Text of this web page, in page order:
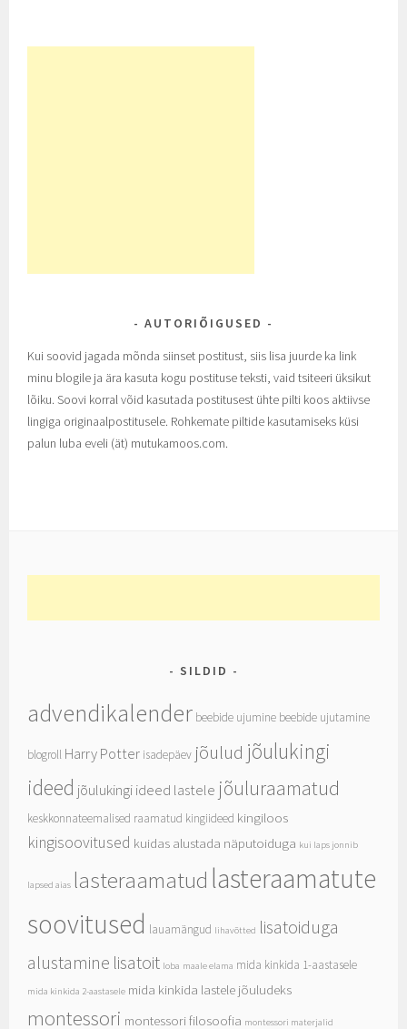
AUTORIÕIGUSED
Kui soovid jagada mõnda siinset postitust, siis lisa juurde ka link
minu blogile ja ära kasuta kogu postituse teksti, vaid tsiteeri üksikut
lõiku. Soovi korral võid kasutada postitusest ühte pilti koos aktiivse
lingiga originaalpostitusele. Rohkemate piltide kasutamiseks küsi
palun luba eveli (ät) mutukamoos.com.
SILDID
advendikalender beebide ujumine beebide ujutamine
blogroll Harry Potter isadepäev jõulud jõulukingi
ideed jõulukingi ideed lastele jõuluraamatud
keskkonnateemalised raamatud kingiideed kingiloos
kingisoovitused kuidas alustada näputoiduga kui laps jonnib
lapsed aias lasteraamatud lasteraamatute
soovitused lauamängud lihavõtted lisatoiduga
alustamine lisatoit loba maale elama mida kinkida 1-aastasele
mida kinkida 2-aastasele mida kinkida lastele jõuludeks
montessori montessori filosoofia montessori materjalid